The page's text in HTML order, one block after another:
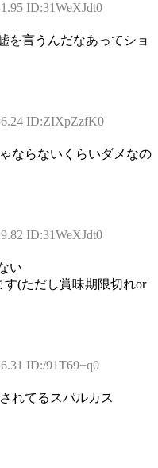
ID:31WeXJdt0
を言うんだなあってショ
ID:ZIXpZzfK0
ならないくらいダメなの
ID:31WeXJdt0
い
す(ただし賞味期限切れor
ID:/91T69+q0
れてるスパルカス